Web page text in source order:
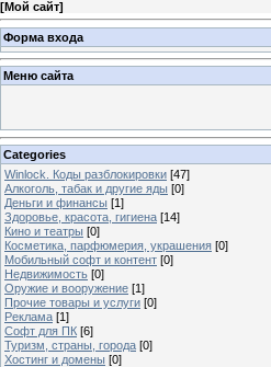
[Мой сайт]
Форма входа
Меню сайта
Categories
Winlock. Коды разблокировки [47]
Алкоголь, табак и другие яды [0]
Деньги и финансы [1]
Здоровье, красота, гигиена [14]
Кино и театры [0]
Косметика, парфюмерия, украшения [0]
Мобильный софт и контент [0]
Недвижимость [0]
Оружие и вооружение [1]
Прочие товары и услуги [0]
Реклама [1]
Софт для ПК [6]
Туризм, страны, города [0]
Хостинг и домены [0]